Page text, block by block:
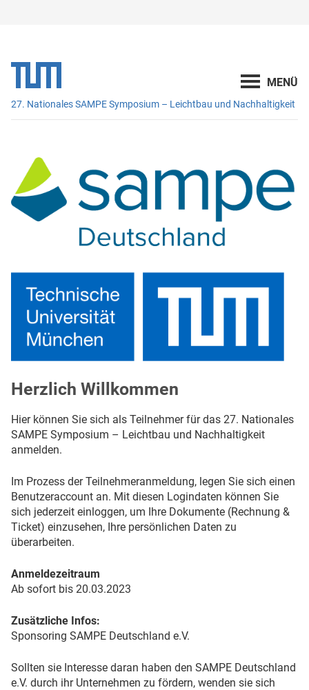
27. Nationales SAMPE Symposium – Leichtbau und Nachhaltigkeit
Herzlich Willkommen
Hier können Sie sich als Teilnehmer für das 27. Nationales
SAMPE Symposium – Leichtbau und Nachhaltigkeit
anmelden.
Im Prozess der Teilnehmeranmeldung, legen Sie sich einen
Benutzeraccount an. Mit diesen Logindaten können Sie
sich jederzeit einloggen, um Ihre Dokumente (Rechnung &
Ticket) einzusehen, Ihre persönlichen Daten zu
überarbeiten.
Anmeldezeitraum
Ab sofort bis 20.03.2023
Zusätzliche Infos:
Sponsoring SAMPE Deutschland e.V.
Sollten sie Interesse daran haben den SAMPE Deutschland
e.V. durch ihr Unternehmen zu fördern, wenden sie sich